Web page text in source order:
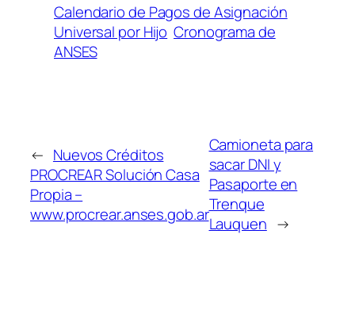
Calendario de Pagos de Asignación
Universal por Hijo Cronograma de
ANSES
← Nuevos Créditos
PROCREAR Solución Casa
Propia –
www.procrear.anses.gob.ar
Camioneta para
sacar DNI y
Pasaporte en
Trenque
Lauquen →